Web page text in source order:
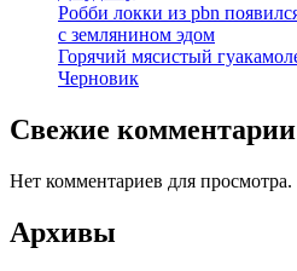
Робби локки из pbn
с землянином эдом
Горячий мясистый
Черновик
Свежие комментарии
Нет комментариев для просмотра.
Архивы